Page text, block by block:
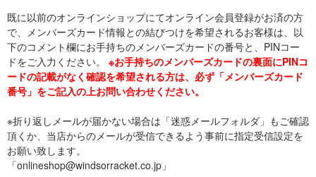
既に以前のオンラインショップにてオンライン会員登録がお済の方
で、メンバーズカード情報との結びつけを希望されるお客様は、以
下のコメント欄にお手持ちのメンバーズカードの番号と、PINコー
ドをご入力ください。 ※お手持ちのメンバーズカードの裏面にPINコ
ードの記載がなく確認を希望される方は、必ず「メンバーズカード
番号」をご記入の上お問い合わせください。
※折り返しメールが届かない場合は「迷惑メールフォルダ」もご確認
頂くか、当店からのメールが受信できるよう事前に指定受信設定を
お願い致します。
「onlineshop@windsorracket.co.jp」